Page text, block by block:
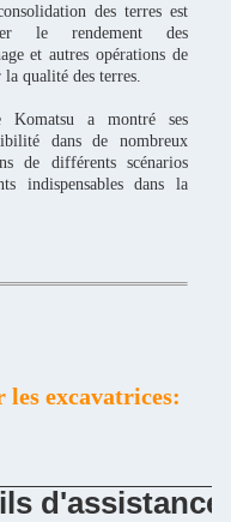
des terres est
le rendement des
et autres opérations de
qualité des terres.
Komatsu a montré ses
dans de nombreux
de différents scénarios
indispensables dans la
excavatrices: